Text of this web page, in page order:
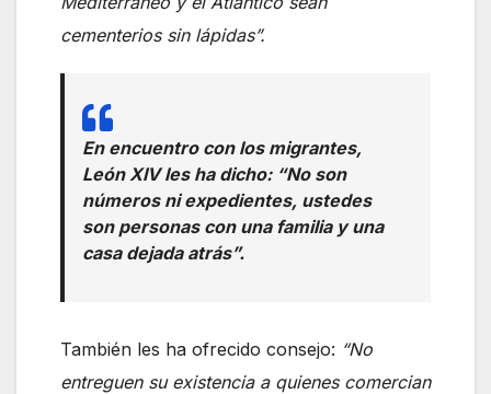
cementerios sin lápidas”.
En encuentro con los migrantes,
León XIV les ha dicho: “No son
números ni expedientes, ustedes
son personas con una familia y una
casa dejada atrás”.
También les ha ofrecido consejo: “No
entreguen su existencia a quienes comercian